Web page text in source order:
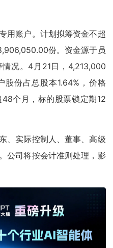
用账户。计划拟筹资金不超
份。资金源于员
况。4月21日，4,213,000
份占总股本1.64%，价格
个月，标的股票锁定期12
、实际控制人、董事、高级
公司将按会计准则处理，影